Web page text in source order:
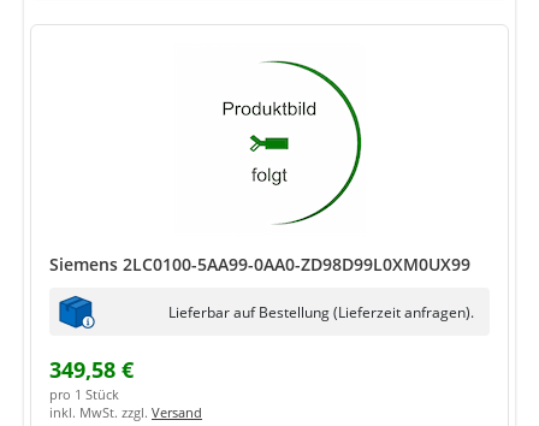
Siemens 2LC0100-5AA99-0AA0-ZD98D99L0XM0UX99
Lieferbar auf Bestellung (Lieferzeit anfragen).
349,58 €
pro 1 Stück
inkl. MwSt. zzgl. Versand